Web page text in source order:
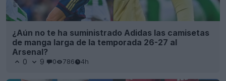
¿Aún no te ha suministrado Adidas las camisetas
de manga larga de la temporada 26-27 al
Arsenal?
0 9 0 786 4h